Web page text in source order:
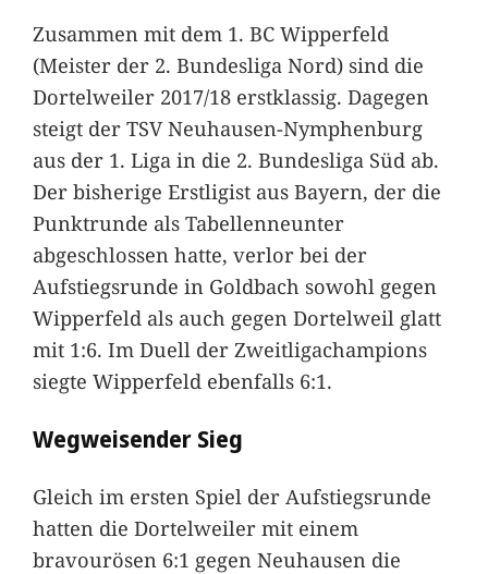
Zusammen mit dem 1. BC Wipperfeld
(Meister der 2. Bundesliga Nord) sind die
Dortelweiler 2017/18 erstklassig. Dagegen
steigt der TSV Neuhausen-Nymphenburg
aus der 1. Liga in die 2. Bundesliga Süd ab.
Der bisherige Erstligist aus Bayern, der die
Punktrunde als Tabellenneunter
abgeschlossen hatte, verlor bei der
Aufstiegsrunde in Goldbach sowohl gegen
Wipperfeld als auch gegen Dortelweil glatt
mit 1:6. Im Duell der Zweitligachampions
siegte Wipperfeld ebenfalls 6:1.
Wegweisender Sieg
Gleich im ersten Spiel der Aufstiegsrunde
hatten die Dortelweiler mit einem
bravourösen 6:1 gegen Neuhausen die